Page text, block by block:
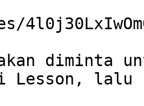
diminta
Lesson, lalu